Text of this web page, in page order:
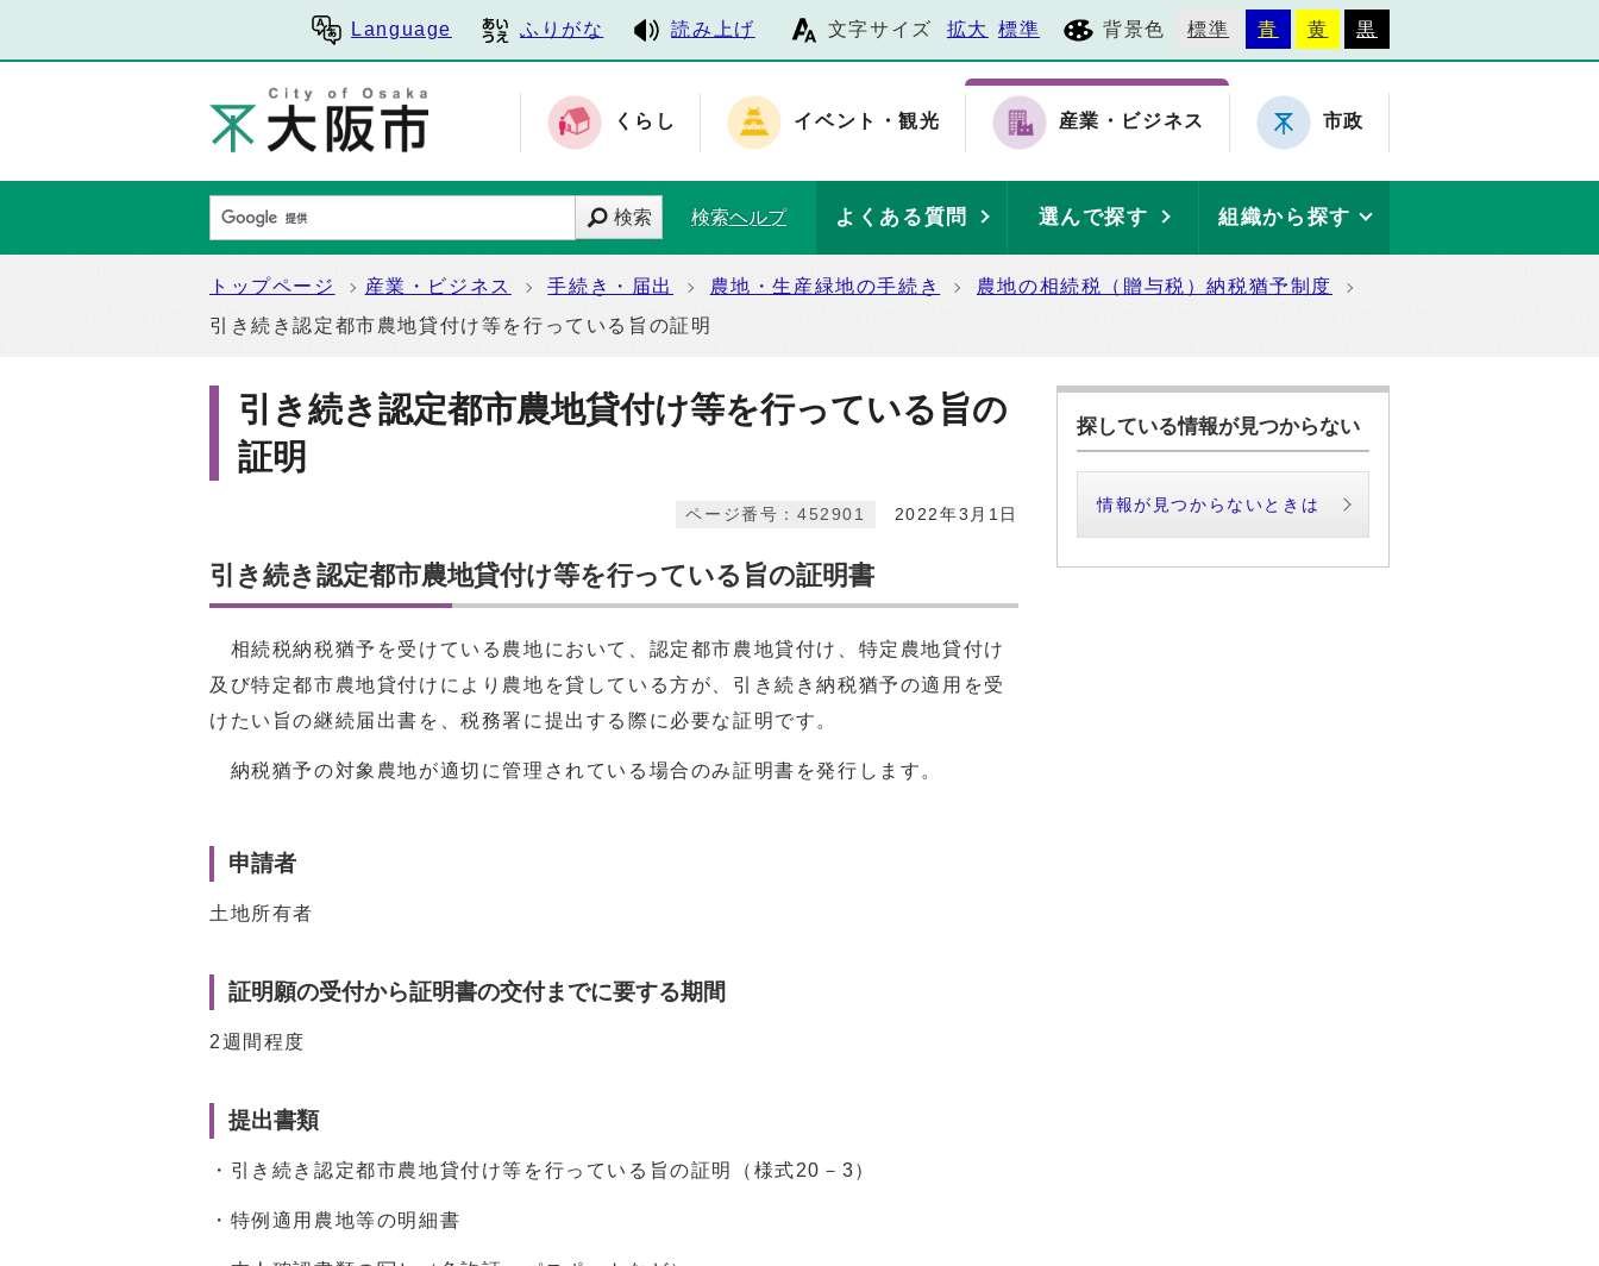
Language ふりがな 読み上げ 文字サイズ 拡大 標準 背景色 標準 青 黄 黒
くらし イベント・観光 産業・ビジネス 市政
検索 検索ヘルプ よくある質問 選んで探す 組織から探す
トップページ 産業・ビジネス 手続き・届出 農地・生産緑地の手続き
農地の相続税（贈与税）納税猶予制度
引き続き認定都市農地貸付け等を行っている旨の証明
引き続き認定都市農地貸付け等を行っている旨の
証明
2022年3月1日
ページ番号：452901
引き続き認定都市農地貸付け等を行っている旨の証明書
相続税納税猶予を受けている農地において、認定都市農地貸付け、特定農地貸付け
及び特定都市農地貸付けにより農地を貸している方が、引き続き納税猶予の適用を受
けたい旨の継続届出書を、税務署に提出する際に必要な証明です。
納税猶予の対象農地が適切に管理されている場合のみ証明書を発行します。
申請者
土地所有者
証明願の受付から証明書の交付までに要する期間
2週間程度
提出書類
・引き続き認定都市農地貸付け等を行っている旨の証明（様式20－3）
・特例適用農地等の明細書
探している情報が見つからない
情報が見つからないときは